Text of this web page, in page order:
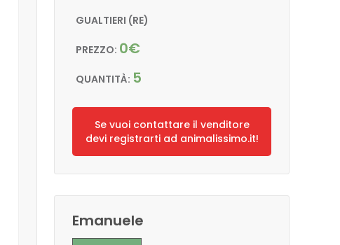
GUALTIERI (RE)
PREZZO: 0€
QUANTITÀ: 5
Se vuoi contattare il venditore
devi registrarti ad animalissimo.it!
Emanuele